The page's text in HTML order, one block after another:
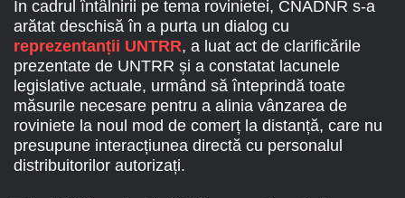
În cadrul întâlnirii pe tema rovinietei, CNADNR s-a
arătat deschisă în a purta un dialog cu
reprezentanții UNTRR, a luat act de clarificările
prezentate de UNTRR și a constatat lacunele
legislative actuale, urmând să înteprindă toate
măsurile necesare pentru a alinia vânzarea de
roviniete la noul mod de comerț la distanță, care nu
presupune interacțiunea directă cu personalul
distribuitorilor autorizați.